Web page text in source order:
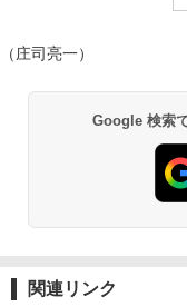
（庄司亮一）
Google 検索
関連リンク